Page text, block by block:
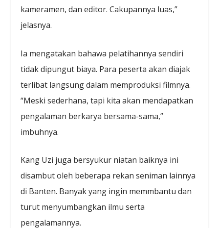
kameramen, dan editor. Cakupannya luas,”
jelasnya.
Ia mengatakan bahawa pelatihannya sendiri
tidak dipungut biaya. Para peserta akan diajak
terlibat langsung dalam memproduksi filmnya.
“Meski sederhana, tapi kita akan mendapatkan
pengalaman berkarya bersama-sama,”
imbuhnya.
Kang Uzi juga bersyukur niatan baiknya ini
disambut oleh beberapa rekan seniman lainnya
di Banten. Banyak yang ingin memmbantu dan
turut menyumbangkan ilmu serta
pengalamannya.